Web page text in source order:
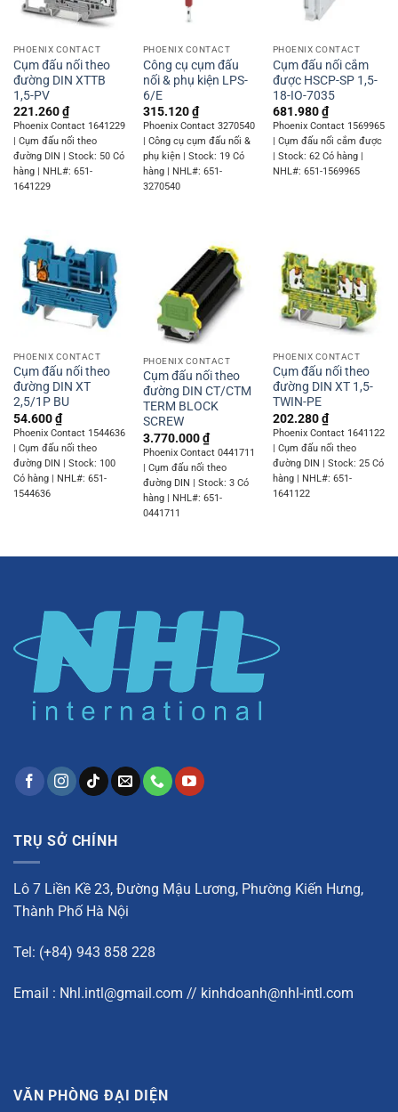
PHOENIX CONTACT
Cụm đấu nối theo
đường DIN XTTB
1,5-PV
221.260₫
Phoenix Contact 1641229
| Cụm đấu nối theo
đường DIN | Stock: 50 Có
hàng | NHL#: 651-
1641229
PHOENIX CONTACT
Công cụ cụm đấu
nối & phụ kiện LPS-
6/E
315.120₫
Phoenix Contact 3270540
| Công cụ cụm đấu nối &
phụ kiện | Stock: 19 Có
hàng | NHL#: 651-
3270540
PHOENIX CONTACT
Cụm đấu nối cắm
được HSCP-SP 1,5-
18-IO-7035
681.980₫
Phoenix Contact 1569965
| Cụm đấu nối cắm được
| Stock: 62 Có hàng |
NHL#: 651-1569965
PHOENIX CONTACT
Cụm đấu nối theo
đường DIN XT
2,5/1P BU
54.600₫
Phoenix Contact 1544636
| Cụm đấu nối theo
đường DIN | Stock: 100
Có hàng | NHL#: 651-
1544636
PHOENIX CONTACT
Cụm đấu nối theo
đường DIN CT/CTM
TERM BLOCK
SCREW
3.770.000₫
Phoenix Contact 0441711
| Cụm đấu nối theo
đường DIN | Stock: 3 Có
hàng | NHL#: 651-
0441711
PHOENIX CONTACT
Cụm đấu nối theo
đường DIN XT 1,5-
TWIN-PE
202.280₫
Phoenix Contact 1641122
| Cụm đấu nối theo
đường DIN | Stock: 25 Có
hàng | NHL#: 651-
1641122
TRỤ SỞ CHÍNH
Lô 7 Liền Kề 23, Đường Mậu Lương, Phường Kiến Hưng,
Thành Phố Hà Nội
Tel: (+84) 943 858 228
Email : Nhl.intl@gmail.com // kinhdoanh@nhl-intl.com
VĂN PHÒNG ĐẠI DIỆN